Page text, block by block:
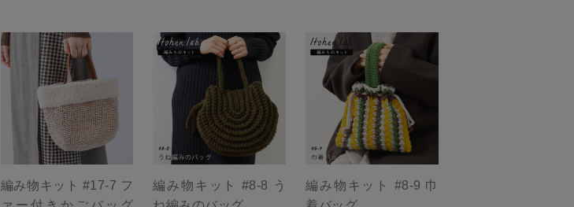
編み物キット #17-7 フ
編み物キット #8-8 う
編み物キット #8-9 巾